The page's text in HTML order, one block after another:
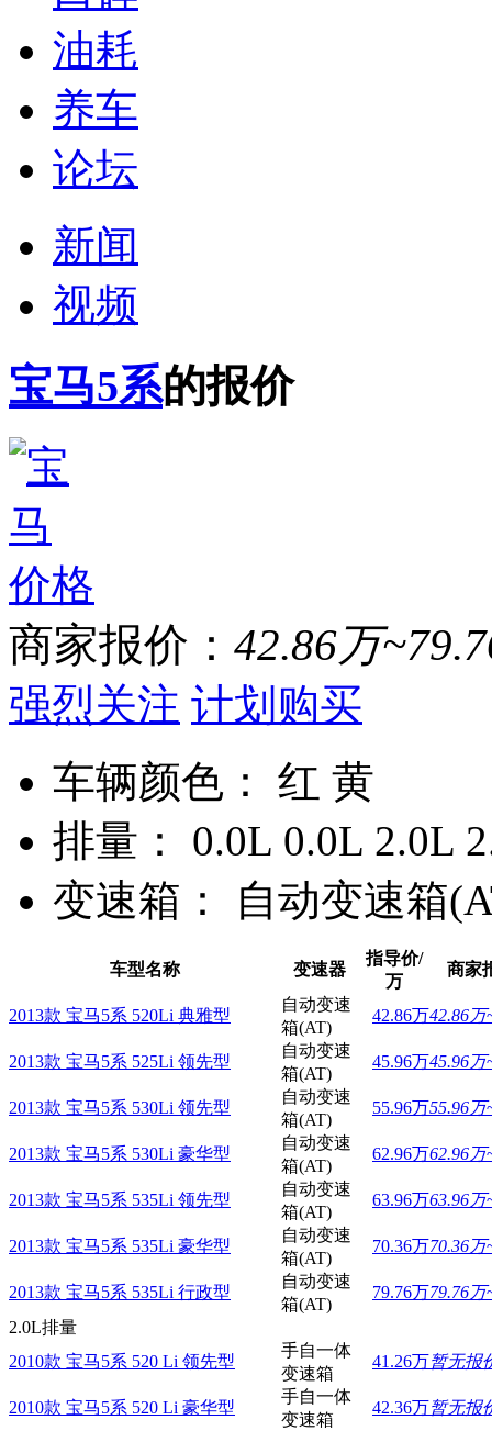
油耗
养车
论坛
新闻
视频
宝马5系的报价
商家报价： 42.86万
强烈关注 计划购买
车辆颜色：
红 黄
排量：
0.0L 0.0L 2.0L
变速箱：
自动变速箱
车型名称 变速器
指导价/
万
商家
2013款 宝马5系 520Li 典雅型
自动变速
箱(AT)
42.86万42.86万
2013款 宝马5系 525Li 领先型
自动变速
箱(AT)
45.96万45.96万
2013款 宝马5系 530Li 领先型
自动变速
箱(AT)
55.96万55.96万
2013款 宝马5系 530Li 豪华型
自动变速
箱(AT)
62.96万62.96万
2013款 宝马5系 535Li 领先型
自动变速
箱(AT)
63.96万63.96万
2013款 宝马5系 535Li 豪华型
自动变速
箱(AT)
70.36万70.36万
2013款 宝马5系 535Li 行政型
自动变速
箱(AT)
79.76万79.76万
2.0L排量
2010款 宝马5系 520 Li 领先型
手自一体
变速箱
41.26万暂无报
2010款 宝马5系 520 Li 豪华型
手自一体
变速箱
42.36万暂无报